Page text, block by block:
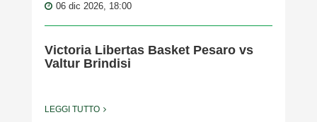
06 dic 2026, 18:00
Victoria Libertas Basket Pesaro vs
Valtur Brindisi
LEGGI TUTTO